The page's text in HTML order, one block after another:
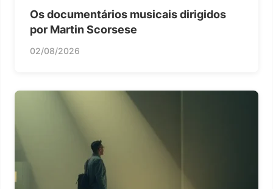
Os documentários musicais dirigidos
por Martin Scorsese
02/08/2026